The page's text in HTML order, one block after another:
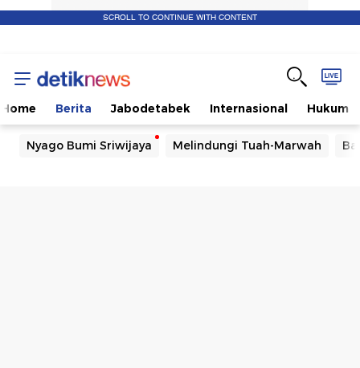
SCROLL TO CONTINUE WITH CONTENT
Home Berita Jabodetabek Internasional Hukum
Nyago Bumi Sriwijaya Melindungi Tuah-Marwah